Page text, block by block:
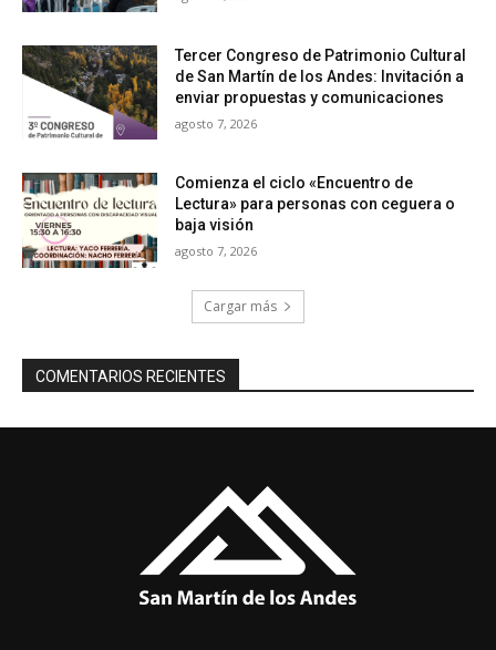
Tercer Congreso de Patrimonio Cultural
de San Martín de los Andes: Invitación a
enviar propuestas y comunicaciones
agosto 7, 2026
Comienza el ciclo «Encuentro de
Lectura» para personas con ceguera o
baja visión
agosto 7, 2026
Cargar más
COMENTARIOS RECIENTES